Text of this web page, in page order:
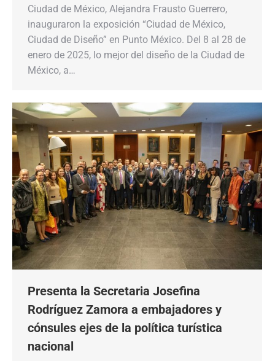
Ciudad de México, Alejandra Frausto Guerrero,
inauguraron la exposición “Ciudad de México,
Ciudad de Diseño” en Punto México. Del 8 al 28 de
enero de 2025, lo mejor del diseño de la Ciudad de
México, a…
Presenta la Secretaria Josefina
Rodríguez Zamora a embajadores y
cónsules ejes de la política turística
nacional